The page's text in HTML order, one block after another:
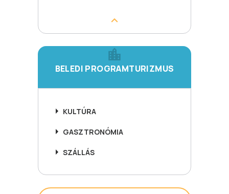
BELEDI PROGRAMTURIZMUS
KULTÚRA
GASZTRONÓMIA
SZÁLLÁS